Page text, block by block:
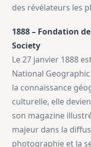
des révélateurs les
1888 – Fondation
Society
Le 27 janvier 1888
National
la connaissance
culturelle, elle
son magazine
majeur dans la
photographie et la